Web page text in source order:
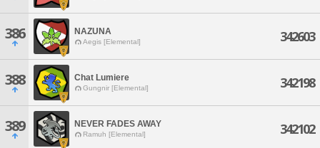
386 NAZUNA
Aegis [Elemental] 342603
388 Chat Lumiere
Gungnir [Elemental] 342198
389 NEVER FADES AWAY
Ramuh [Elemental] 342102